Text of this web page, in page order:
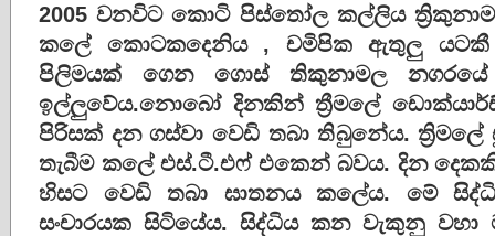
2005 වනවිට කොටි පිස්තෝල කල්ලිය
කලේ කොටකදෙනිය , චමිපික ඇතුලු
පිලිමයක් ගෙන ගොස් තිකුනාමල
ඉල්ලුවේය.නොබෝ දිනකින් ත්‍රීමලේ
පිරිසක් දන ගස්වා වෙඩි තබා තිබුනේය.
තැබීම කලේ එස්.ටී.එෆ් එකෙන් බවය. දින
හිසට වෙඩි තබා ඝාතනය කලේය. මේ
සංචාරයක සිටියේය. සිද්ධිය කන වැකුනු